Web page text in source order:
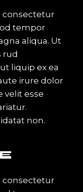
consectetur
tempor
aliqua. Ut
rud
liquip ex ea
irure dolor
velit esse
non.
consectetur